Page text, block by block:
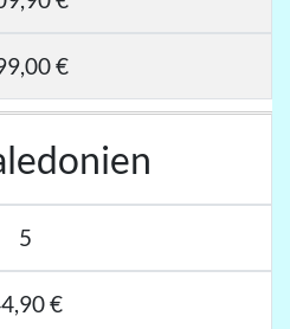
€
5
€